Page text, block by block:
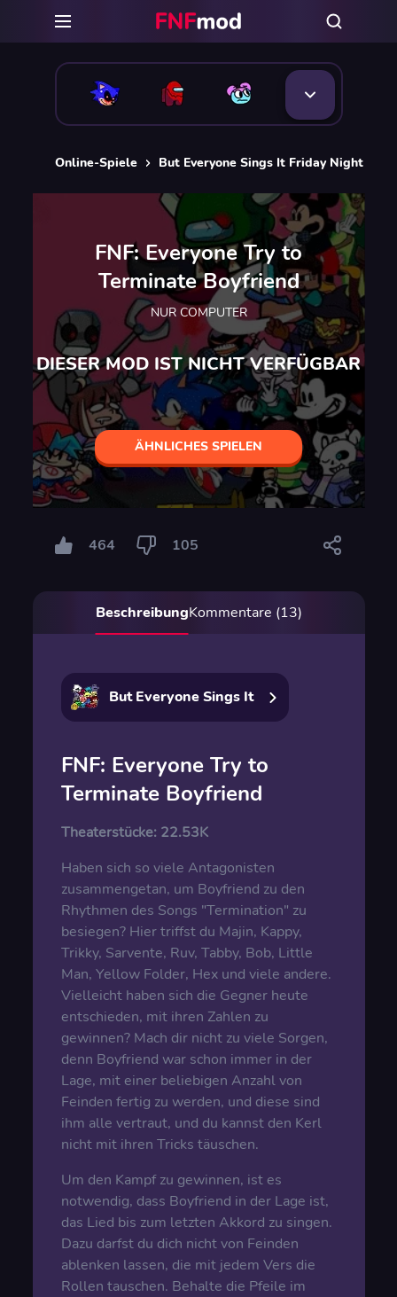
Online-Spiele But Everyone Sings It Friday Night
FNF: Everyone Try to
Terminate Boyfriend
NUR COMPUTER
DIESER MOD IST NICHT VERFÜGBAR
ÄHNLICHES SPIELEN
464 105
BeschreibungKommentare (13)
But Everyone Sings It
FNF: Everyone Try to
Terminate Boyfriend
Theaterstücke: 22.53K
Haben sich so viele Antagonisten
zusammengetan, um Boyfriend zu den
Rhythmen des Songs "Termination" zu
besiegen? Hier triffst du Majin, Kappy,
Trikky, Sarvente, Ruv, Tabby, Bob, Little
Man, Yellow Folder, Hex und viele andere.
Vielleicht haben sich die Gegner heute
entschieden, mit ihren Zahlen zu
gewinnen? Mach dir nicht zu viele Sorgen,
denn Boyfriend war schon immer in der
Lage, mit einer beliebigen Anzahl von
Feinden fertig zu werden, und diese sind
ihm alle vertraut, und du kannst den Kerl
nicht mit ihren Tricks täuschen.
Um den Kampf zu gewinnen, ist es
notwendig, dass Boyfriend in der Lage ist,
das Lied bis zum letzten Akkord zu singen.
Dazu darfst du dich nicht von Feinden
ablenken lassen, die mit jedem Vers die
Rollen tauschen. Behalte die Pfeile im